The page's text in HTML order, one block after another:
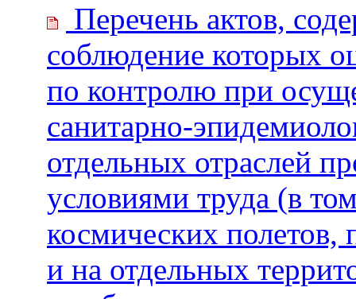
Перечень актов,
соблюдение которых
по контролю при
санитарно-
отдельных отраслей
условиями труда (в
космических полетов,
и на отдельных